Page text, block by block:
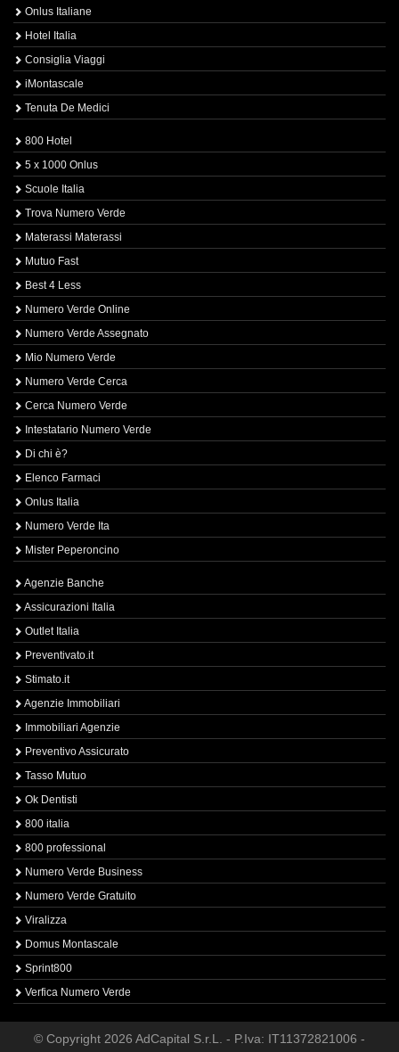
Onlus Italiane
Hotel Italia
Consiglia Viaggi
iMontascale
Tenuta De Medici
800 Hotel
5 x 1000 Onlus
Scuole Italia
Trova Numero Verde
Materassi Materassi
Mutuo Fast
Best 4 Less
Numero Verde Online
Numero Verde Assegnato
Mio Numero Verde
Numero Verde Cerca
Cerca Numero Verde
Intestatario Numero Verde
Di chi è?
Elenco Farmaci
Onlus Italia
Numero Verde Ita
Mister Peperoncino
Agenzie Banche
Assicurazioni Italia
Outlet Italia
Preventivato.it
Stimato.it
Agenzie Immobiliari
Immobiliari Agenzie
Preventivo Assicurato
Tasso Mutuo
Ok Dentisti
800 italia
800 professional
Numero Verde Business
Numero Verde Gratuito
Viralizza
Domus Montascale
Sprint800
Verfica Numero Verde
© Copyright 2026 AdCapital S.r.L. - P.Iva: IT11372821006 -